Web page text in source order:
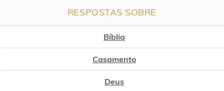
RESPOSTAS SOBRE
Bíblia
Casamento
Deus